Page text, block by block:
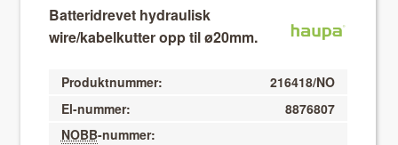
Batteridrevet hydraulisk
wire/kabelkutter opp til ø20mm.
Produktnummer:
216418/NO
El-nummer:
8876807
NOBB-nummer: